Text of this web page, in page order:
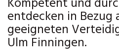
Kompetent und
entdecken in
geeigneten
Ulm Finningen.